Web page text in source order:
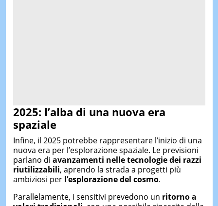
2025: l’alba di una nuova era
spaziale
Infine, il 2025 potrebbe rappresentare l’inizio di una
nuova era per l’esplorazione spaziale. Le previsioni
parlano di avanzamenti nelle tecnologie dei razzi
riutilizzabili, aprendo la strada a progetti più
ambiziosi per l’esplorazione del cosmo.
Parallelamente, i sensitivi prevedono un ritorno a